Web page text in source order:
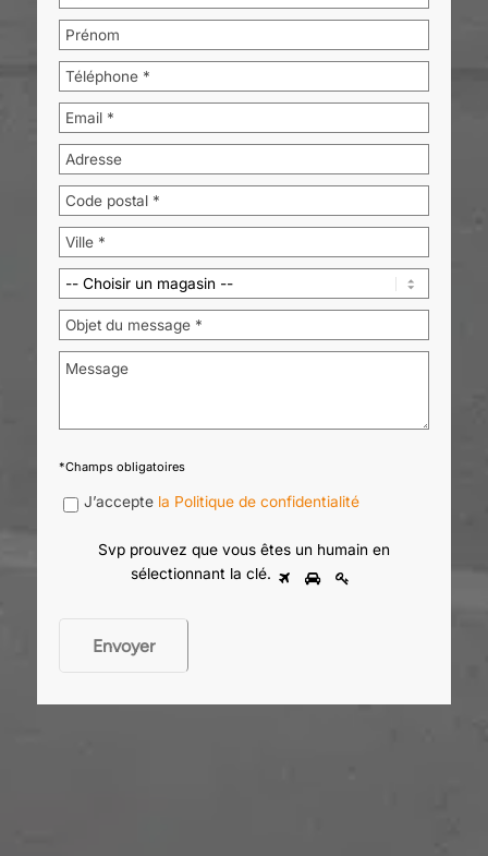
*Champs obligatoires
J’accepte la Politique de confidentialité
Svp prouvez que vous êtes un humain en
sélectionnant la clé.
Envoyer